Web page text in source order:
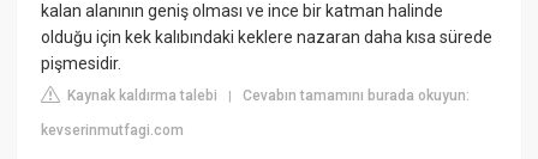
kalan alanının geniş olması ve ince bir katman halinde
olduğu için kek kalıbındaki keklere nazaran daha kısa sürede
pişmesidir.
Kaynak kaldırma talebi |Cevabın tamamını burada okuyun:
kevserinmutfagi.com